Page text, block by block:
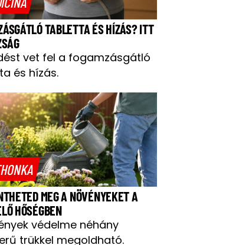
TABLETTA ÉS HÍZÁS? ITT
vet fel a fogamzásgátló
és hízás.
MEG A NÖVÉNYEKET A
HŐSÉGBEN
védelme néhány
trükkel megoldható.